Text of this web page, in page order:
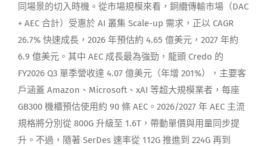
同場景的切入時機。從市場規模來看，銅纜傳輸市場（DAC
+ AEC 合計）受惠於 AI 叢集 Scale-up 需求，正以 CAGR
26.7% 快速成長，2026 年預估約 4.65 億美元，2027 年約
6.9 億美元。其中 AEC 成長最為強勁，龍頭 Credo 的
FY2026 Q3 單季營收達 4.07 億美元（年增 201%），主要客
戶涵蓋 Amazon、Microsoft、xAI 等超大規模業者，每座
GB300 機櫃預估使用約 90 條 AEC。2026/2027 年 AEC 主流
規格將分別從 800G 升級至 1.6T，帶動單價與用量同步提
升。不過，隨著 SerDes 速率從 112G 推進到 224G 再到